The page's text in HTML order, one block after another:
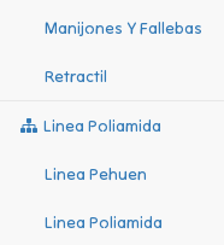
Manijones Y Fallebas
Retractil
Linea Poliamida
Linea Pehuen
Linea Poliamida